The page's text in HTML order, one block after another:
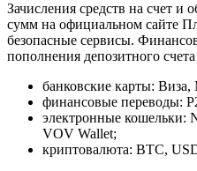
Зачисления средств на счет и
сумм на официальном сайте
безопасные сервисы.
пополнения депозитного
банковские карты: Виза,
финансовые переводы:
электронные кошельки:
VOV Wallet;
криптовалюта: BTC,